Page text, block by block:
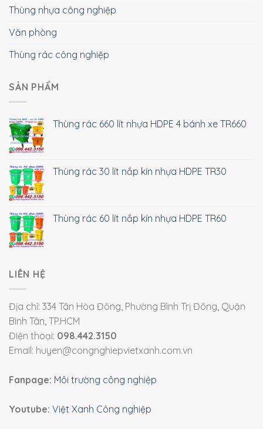
Thùng nhựa công nghiệp
Văn phòng
Thùng rác công nghiệp
SẢN PHẨM
Thùng rác 660 lít nhựa HDPE 4 bánh xe TR660
Thùng rác 30 lít nắp kín nhựa HDPE TR30
Thùng rác 60 lít nắp kín nhựa HDPE TR60
LIÊN HỆ
Địa chỉ: 334 Tân Hòa Đông, Phường Bình Trị Đông, Quận
Bình Tân, TP.HCM
Điện thoại: 098.442.3150
Email: huyen@congnghiepvietxanh.com.vn
Fanpage: Môi trường công nghiệp
Youtube: Việt Xanh Công nghiệp